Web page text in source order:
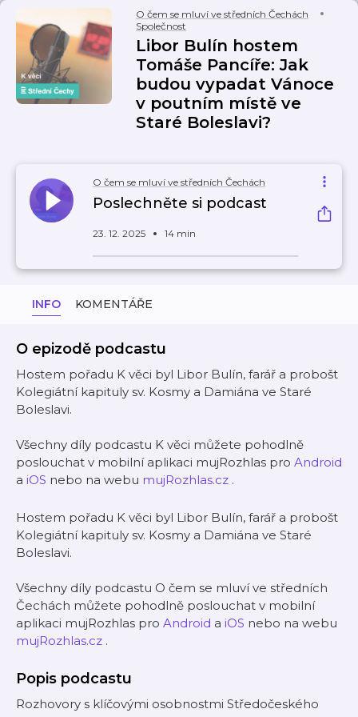
O čem se mluví ve středních Čechách
Společnost
Libor Bulín hostem
Tomáše Pancíře: Jak
budou vypadat Vánoce
v poutním místě ve
Staré Boleslavi?
O čem se mluví ve středních Čechách
Poslechněte si podcast
23. 12. 2025 14 min
INFO KOMENTÁŘE
O epizodě podcastu
Hostem pořadu K věci byl Libor Bulín, farář a probošt
Kolegiátní kapituly sv. Kosmy a Damiána ve Staré
Boleslavi.
Všechny díly podcastu K věci můžete pohodlně
poslouchat v mobilní aplikaci mujRozhlas pro Android
a iOS nebo na webu mujRozhlas.cz .
Hostem pořadu K věci byl Libor Bulín, farář a probošt
Kolegiátní kapituly sv. Kosmy a Damiána ve Staré
Boleslavi.
Všechny díly podcastu O čem se mluví ve středních
Čechách můžete pohodlně poslouchat v mobilní
aplikaci mujRozhlas pro Android a iOS nebo na webu
mujRozhlas.cz .
Popis podcastu
Rozhovory s klíčovými osobnostmi Středočeského